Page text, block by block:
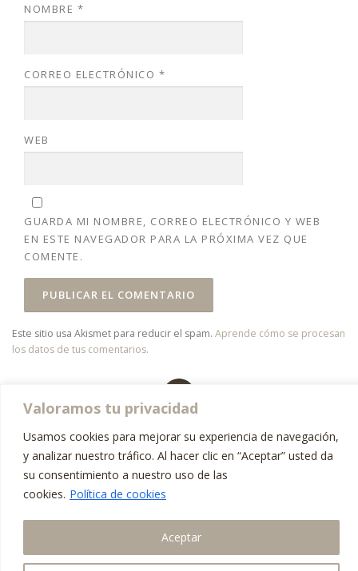
Valoramos tu privacidad
Usamos cookies para mejorar su experiencia de navegación,
y analizar nuestro tráfico. Al hacer clic en “Aceptar” usted da
su consentimiento a nuestro uso de las
cookies. Política de cookies
Aceptar
PERSONALIZADO ONLINE
NOMBRE *
CORREO ELECTRÓNICO *
WEB
GUARDA MI NOMBRE, CORREO ELECTRÓNICO Y WEB
EN ESTE NAVEGADOR PARA LA PRÓXIMA VEZ QUE
COMENTE.
Este sitio usa Akismet para reducir el spam. Aprende cómo se procesan
los datos de tus comentarios.
Copyright © 2026 Athenea Dental Institute–TemaOnePresshecho
por FameThemes